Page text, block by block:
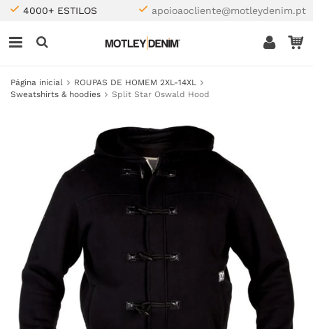
4000+ ESTILOS apoioaocliente@motleydenim.pt
Página inicial
ROUPAS DE HOMEM 2XL-14XL
Sweatshirts & hoodies
Split Star Oswald Hood